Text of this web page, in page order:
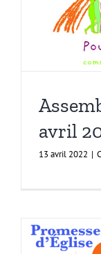
avril
13 avril 2022 |